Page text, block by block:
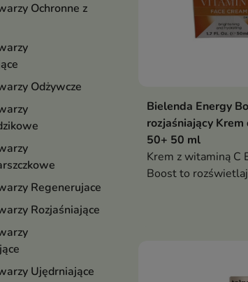
Ochronne z
Odżywcze
Regenerujace
Rozjaśniające
Ujędrniające
Bielenda Energy
rozjaśniający
50+ 50 ml
Krem z witaminą C
Boost to